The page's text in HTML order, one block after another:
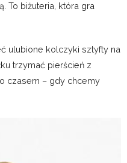
To biżuteria, która gra
ulubione kolczyki sztyfty na
trzymać pierścień z
czasem – gdy chcemy